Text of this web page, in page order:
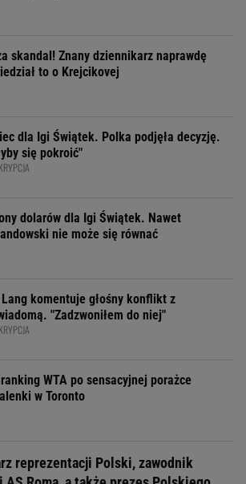
skandal! Znany dziennikarz naprawdę
to o Krejcikovej
dla Igi Świątek. Polka podjęła decyzję.
się pokroić"
dolarów dla Igi Świątek. Nawet
nie może się równać
komentuje głośny konflikt z
"Zadzwoniłem do niej"
WTA po sensacyjnej porażce
w Toronto
reprezentacji Polski, zawodnik